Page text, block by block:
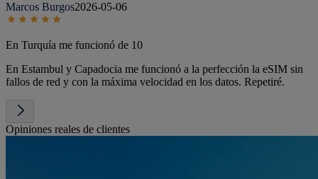
Marcos Burgos2026-05-06
En Turquía me funcionó de 10
En Estambul y Capadocia me funcionó a la perfección la eSIM sin
fallos de red y con la máxima velocidad en los datos. Repetiré.
Opiniones reales de clientes